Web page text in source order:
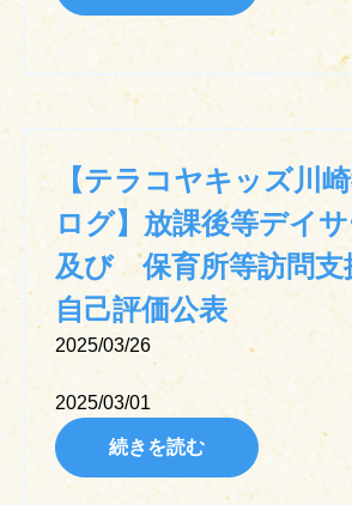
【テラコヤキッズ川
ログ】放課後等デイ
及び 保育所等訪問支
自己評価公表
2025/03/26
2025/03/01
続きを読む